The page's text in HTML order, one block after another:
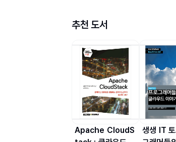
4.1 고성능 연산을 위한 가상
4.3 구성 사례: 사용량이 적
구성
5장 많은 네트워크 연결을
5.1 가상 라우터 구조에 따
5.2 웹 서버와 DB 서버의
5.3 구성 예시: 많은 세션 및
추천 도서
Apache CloudS
생생 IT